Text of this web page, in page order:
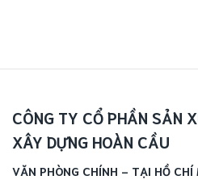
CÔNG TY CỔ PHẦN SẢN
XÂY DỰNG HOÀN CẦU
VĂN PHÒNG CHÍNH - TẠI HỒ CHÍ